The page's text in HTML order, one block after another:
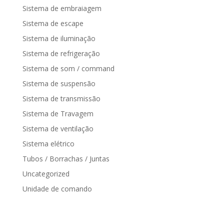
Sistema de embraiagem
Sistema de escape
Sistema de iluminação
Sistema de refrigeração
Sistema de som / command
Sistema de suspensão
Sistema de transmissão
Sistema de Travagem
Sistema de ventilação
Sistema elétrico
Tubos / Borrachas / Juntas
Uncategorized
Unidade de comando